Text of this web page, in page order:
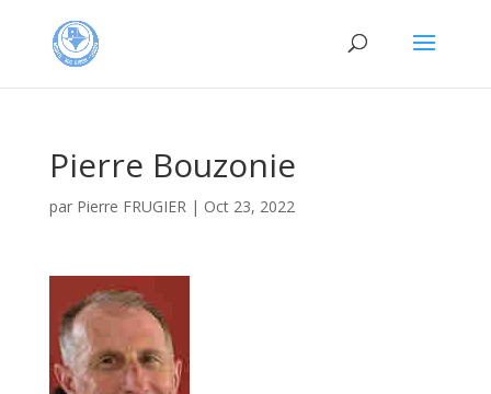
Pierre Bouzonie
par Pierre FRUGIER| Oct 23, 2022